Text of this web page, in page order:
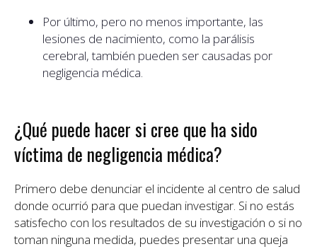
Por último, pero no menos importante, las
lesiones de nacimiento, como la parálisis
cerebral, también pueden ser causadas por
negligencia médica.
¿Qué puede hacer si cree que ha sido
víctima de negligencia médica?
Primero debe denunciar el incidente al centro de salud
donde ocurrió para que puedan investigar. Si no estás
satisfecho con los resultados de su investigación o si no
toman ninguna medida, puedes presentar una queja